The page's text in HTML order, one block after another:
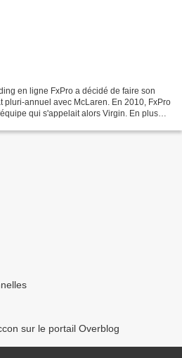
en ligne FxPro a décidé de faire son
pluri-annuel avec McLaren. En 2010, FxPro
qui s'appelait alors Virgin. En plus
sur le portail Overblog